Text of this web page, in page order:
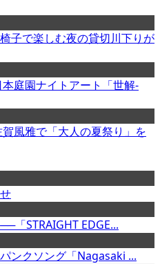
子で楽しむ夜の貸切川下りが
庭園ナイトアート「世解-
風雅で「大人の夏祭り」を
「STRAIGHT EDGE...
ンクソング「Nagasaki ...